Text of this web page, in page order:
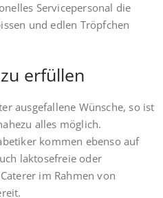
Servicepersonal die
und edlen Tröpfchen
erfüllen
ausgefallene Wünsche, so ist
alles möglich.
kommen ebenso auf
laktosefreie oder
im Rahmen von